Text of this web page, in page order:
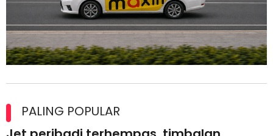
lesen separuh pertama 2026
PALING POPULAR